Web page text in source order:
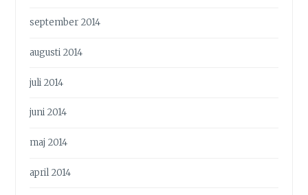
september 2014
augusti 2014
juli 2014
juni 2014
maj 2014
april 2014